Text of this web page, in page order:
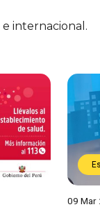
internacional.
09 Mar